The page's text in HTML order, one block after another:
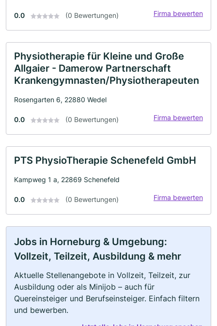
0.0 (0 Bewertungen) Firma bewerten
Physiotherapie für Kleine und Große
Allgaier - Damerow Partnerschaft
Krankengymnasten/Physiotherapeuten
Rosengarten 6, 22880 Wedel
0.0 (0 Bewertungen) Firma bewerten
PTS PhysioTherapie Schenefeld GmbH
Kampweg 1 a, 22869 Schenefeld
0.0 (0 Bewertungen) Firma bewerten
Jobs in Horneburg & Umgebung:
Vollzeit, Teilzeit, Ausbildung & mehr
Aktuelle Stellenangebote in Vollzeit, Teilzeit, zur
Ausbildung oder als Minijob – auch für
Quereinsteiger und Berufseinsteiger. Einfach filtern
und bewerben.